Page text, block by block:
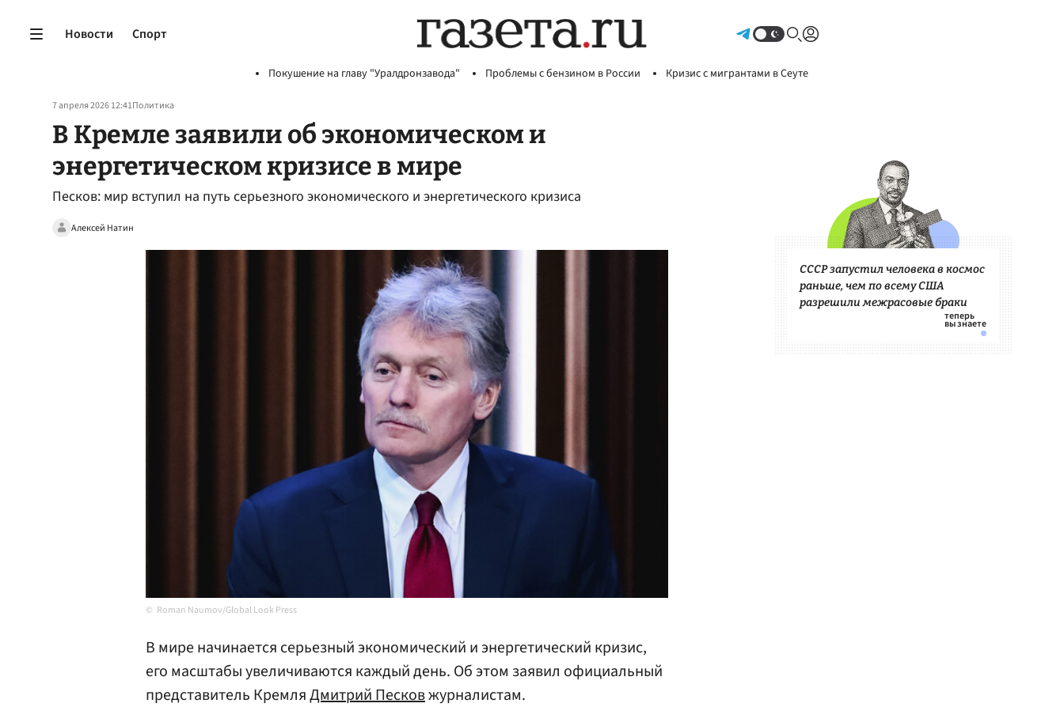
Новости Спорт
Покушение на главу "Уралдронзавода" Проблемы с бензином в России Кризис с мигрантами в Сеуте
7 апреля 2026 12:41Политика
В Кремле заявили об экономическом и
энергетическом кризисе в мире
Песков: мир вступил на путь серьезного экономического и энергетического кризиса
Алексей Натин
Roman Naumov/Global Look Press
В мире начинается серьезный экономический и энергетический кризис,
его масштабы увеличиваются каждый день. Об этом заявил официальный
представитель КремляДмитрий Песковжурналистам.
СССР запустил человека в космос
раньше, чем по всему США
разрешили межрасовые браки